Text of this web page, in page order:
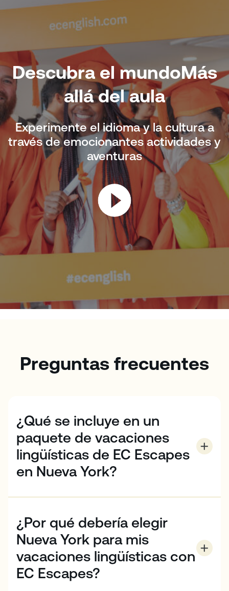
Descubra el mundoMás
allá del aula
Experimente el idioma y la cultura a
través de emocionantes actividades y
aventuras
Preguntas frecuentes
¿Qué se incluye en un
paquete de vacaciones
lingüísticas de EC Escapes
en Nueva York?
4 actividades semanales
(Las reservas de 2 semanas obtienen 1 actividad
extra de día completo)
Servicio de conserjería
¿Por qué debería elegir
Nueva York para mis
vacaciones lingüísticas con
EC Escapes?